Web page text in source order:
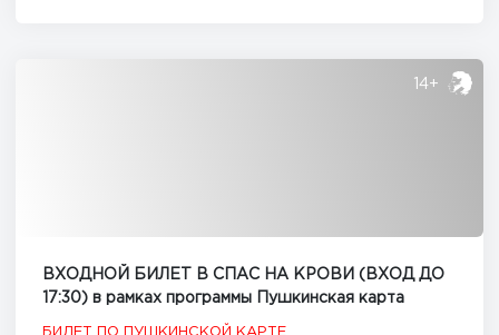
14+
ВХОДНОЙ БИЛЕТ В СПАС НА КРОВИ (ВХОД ДО
17:30) в рамках программы Пушкинская карта
БИЛЕТ ПО ПУШКИНСКОЙ КАРТЕ